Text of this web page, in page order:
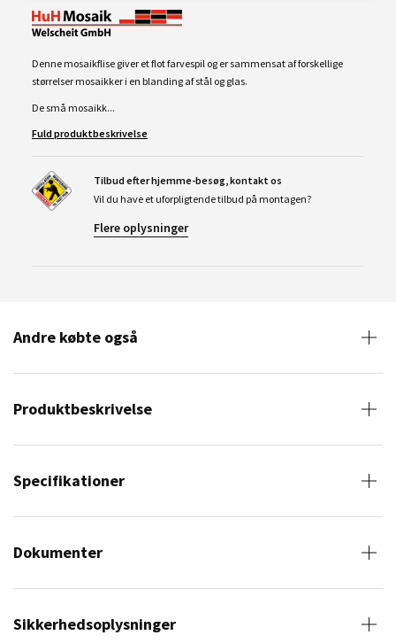
Denne mosaikflise giver et flot farvespil og er sammensat af forskellige
størrelser mosaikker i en blanding af stål og glas.
De små mosaikk...
Fuld produktbeskrivelse
Tilbud efter hjemme-besøg, kontakt os
Vil du have et uforpligtende tilbud på montagen?
Flere oplysninger
Andre købte også
Produktbeskrivelse
Specifikationer
Dokumenter
Sikkerhedsoplysninger